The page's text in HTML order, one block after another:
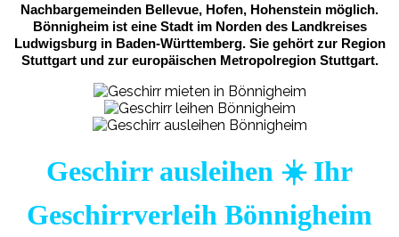
Nachbargemeinden Bellevue, Hofen, Hohenstein möglich.
Bönnigheim ist eine Stadt im Norden des Landkreises
Ludwigsburg in Baden-Württemberg. Sie gehört zur Region
Stuttgart und zur europäischen Metropolregion Stuttgart.
Geschirr ausleihen ☀️ Ihr
Geschirrverleih Bönnigheim